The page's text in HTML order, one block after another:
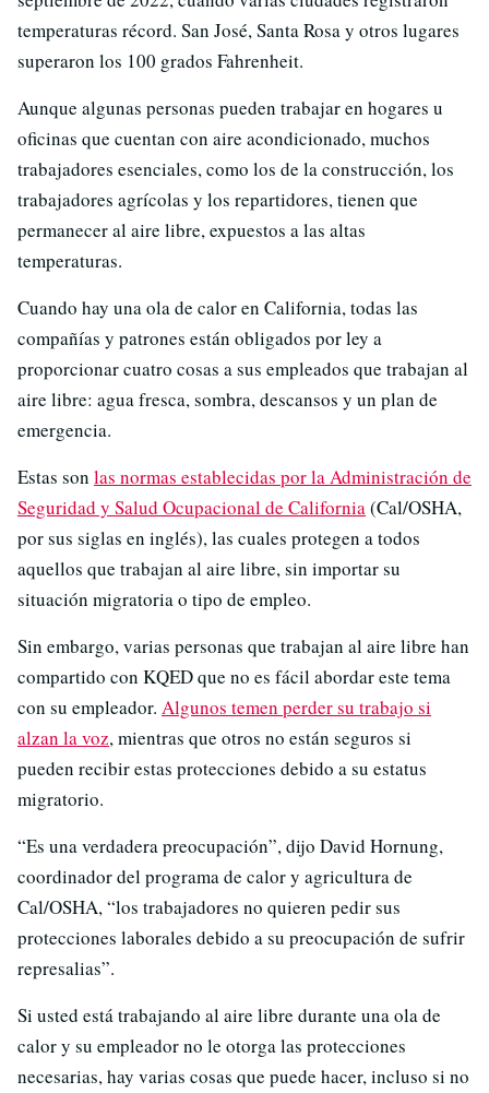
temperaturas récord. San José, Santa Rosa y otros lugares
superaron los 100 grados Fahrenheit.
Aunque algunas personas pueden trabajar en hogares u
oficinas que cuentan con aire acondicionado, muchos
trabajadores esenciales, como los de la construcción, los
trabajadores agrícolas y los repartidores, tienen que
permanecer al aire libre, expuestos a las altas
temperaturas.
Cuando hay una ola de calor en California, todas las
compañías y patrones están obligados por ley a
proporcionar cuatro cosas a sus empleados que trabajan al
aire libre: agua fresca, sombra, descansos y un plan de
emergencia.
Estas son las normas establecidas por la Administración de
Seguridad y Salud Ocupacional de California(Cal/OSHA,
por sus siglas en inglés), las cuales protegen a todos
aquellos que trabajan al aire libre, sin importar su
situación migratoria o tipo de empleo.
Sin embargo, varias personas que trabajan al aire libre han
compartido con KQED que no es fácil abordar este tema
con su empleador. Algunos temen perder su trabajo si
alzan la voz, mientras que otros no están seguros si
pueden recibir estas protecciones debido a su estatus
migratorio.
“Es una verdadera preocupación”, dijo David Hornung,
coordinador del programa de calor y agricultura de
Cal/OSHA, “los trabajadores no quieren pedir sus
protecciones laborales debido a su preocupación de sufrir
represalias”.
Si usted está trabajando al aire libre durante una ola de
calor y su empleador no le otorga las protecciones
necesarias, hay varias cosas que puede hacer, incluso si no